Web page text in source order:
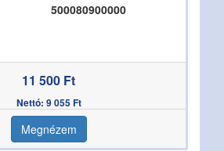
500080900000
11 500 Ft
Nettó: 9 055 Ft
Megnézem